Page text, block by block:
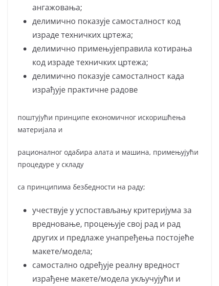
ангажовања;
делимично показује самосталност код
израде техничких цртежа;
делимично примењујеправила котирања
код израде техничких цртежа;
делимично показује самосталност када
израђује практичне радове
поштујући принципе економичног искоришћења
материјала и
рационалног одабира алата и машина, примењујући
процедуре у складу
са принципима безбедности на раду;
учествује у успостављању критеријума за
вредновање, процењује свој рад и рад
других и предлаже унапређења постојеће
макете/модела;
самостално одређује реалну вредност
израђене макете/модела укључујући и